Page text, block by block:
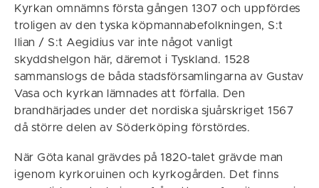
Kyrkan omnämns första gången 1307 och uppfördes
troligen av den tyska köpmannabefolkningen, S:t
Ilian / S:t Aegidius var inte något vanligt
skyddshelgon här, däremot i Tyskland. 1528
sammanslogs de båda stadsförsamlingarna av Gustav
Vasa och kyrkan lämnades att förfalla. Den
brandhärjades under det nordiska sjuårskriget 1567
då större delen av Söderköping förstördes.
När Göta kanal grävdes på 1820-talet grävde man
igenom kyrkoruinen och kyrkogården. Det finns